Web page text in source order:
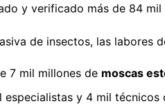
y verificado más de 84 mil
de insectos, las labores
7 mil millones de moscas
especialistas y 4 mil técnicos